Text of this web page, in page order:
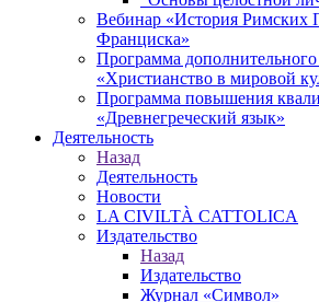
Вебинар «История Римских
Франциска»
Программа дополнительного
«Христианство в мировой
Программа повышения
«Древнегреческий язык»
Деятельность
Назад
Деятельность
Новости
LA CIVILTÀ CATTOLICA
Издательство
Назад
Издательство
Журнал «Символ»